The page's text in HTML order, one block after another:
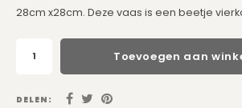
Kussens SALE
Zuilen
Spiegels
Asleigh & Burwood
28cm x28cm. Deze vaas is een beetje
Toevoegen aan
DELEN: